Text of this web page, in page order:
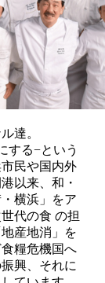
達。
する−という
民や国内外
以来、和・
横浜」をア
代の食 の担
産地消」を
糧危機国へ
興、それに